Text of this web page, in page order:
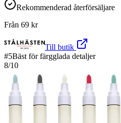
Rekommenderad återförsäljare
Från 69 kr
Till butik
#5Bäst för färgglada detaljer
8/10